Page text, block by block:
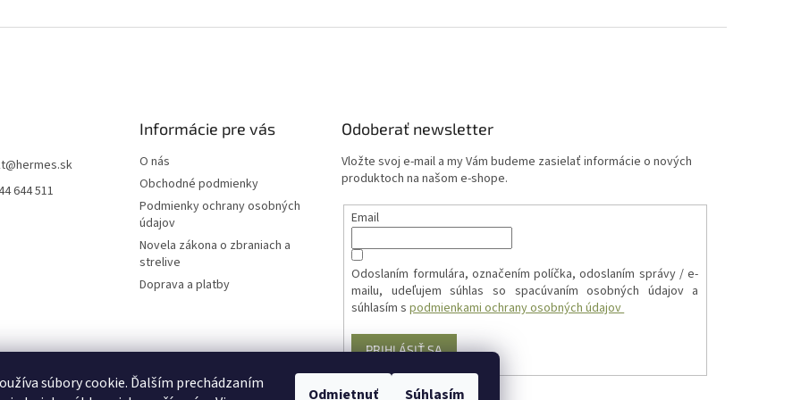
súbory cookie. Ďalším prechádzaním
Odmietnuť Súhlasím
@hermes.sk
644 511
Informácie pre vás
O nás
Obchodné podmienky
Podmienky ochrany osobných
údajov
Novela zákona o zbraniach a
strelive
Doprava a platby
Odoberať newsletter
Vložte svoj e-mail a my Vám budeme zasielať informácie o nových
produktoch na našom e-shope.
Email
Odoslaním formulára, označením políčka, odoslaním správy / e-
mailu, udeľujem súhlas so spacúvaním osobných údajov a
súhlasím spodmienkami ochrany osobných údajov
PRIHLÁSIŤ SA